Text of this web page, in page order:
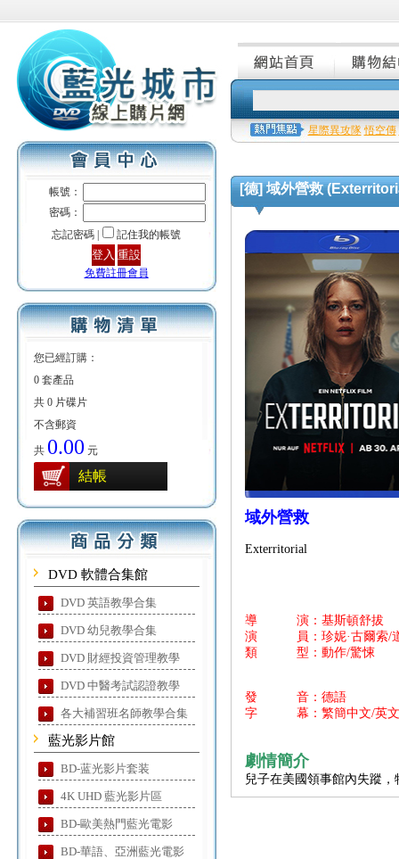
帳號：
密碼：
忘記密碼 |
記住我的帳號
免費註冊會員
您已經訂購：
0 套產品
共 0 片碟片
不含郵資
共 0.00 元
結帳
DVD 軟體合集館
DVD 英語教學合集
DVD 幼兒教學合集
DVD 財經投資管理教學
DVD 中醫考試認證教學
各大補習班名師教學合集
藍光影片館
BD-蓝光影片套装
4K UHD 藍光影片區
BD-歐美熱門藍光電影
BD-華語、亞洲藍光電影
星際異攻隊 悟空傳
[德] 域外營救
域外營救
Exterritorial
導 演：基斯頓舒拔
演 員：珍妮·古爾索/道
類 型：動作/驚悚
發 音：德語
字 幕：繁簡中文/英文
劇情簡介
兒子在美國領事館內失蹤